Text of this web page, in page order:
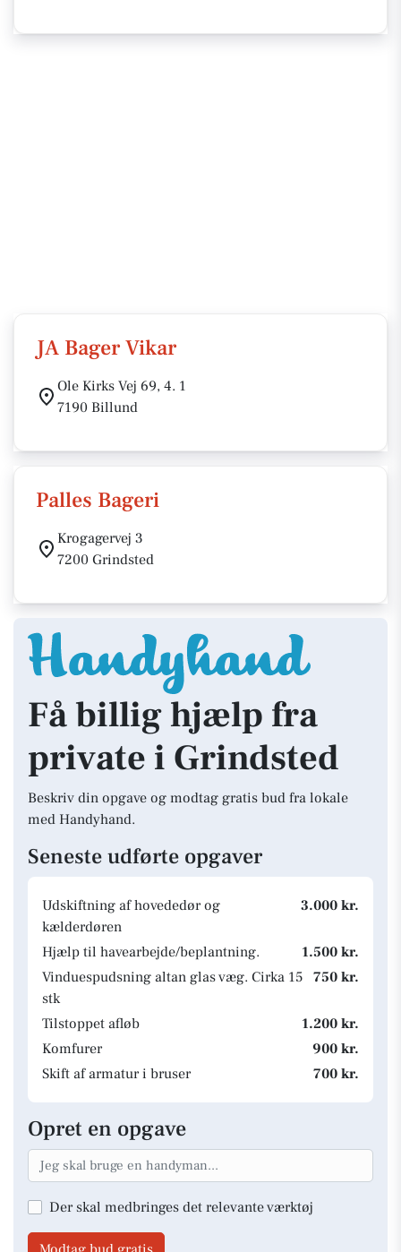
JA Bager Vikar
Ole Kirks Vej 69, 4. 1
7190 Billund
Palles Bageri
Krogagervej 3
7200 Grindsted
Få billig hjælp fra
private i Grindsted
Beskriv din opgave og modtag gratis bud fra lokale
med Handyhand.
Seneste udførte opgaver
Udskiftning af hovededør og
kælderdøren
3.000 kr.
Hjælp til havearbejde/beplantning.
1.500 kr.
Vinduespudsning altan glas væg. Cirka 15
stk
750 kr.
Tilstoppet afløb
1.200 kr.
Komfurer
900 kr.
Skift af armatur i bruser
700 kr.
Opret en opgave
Der skal medbringes det relevante værktøj